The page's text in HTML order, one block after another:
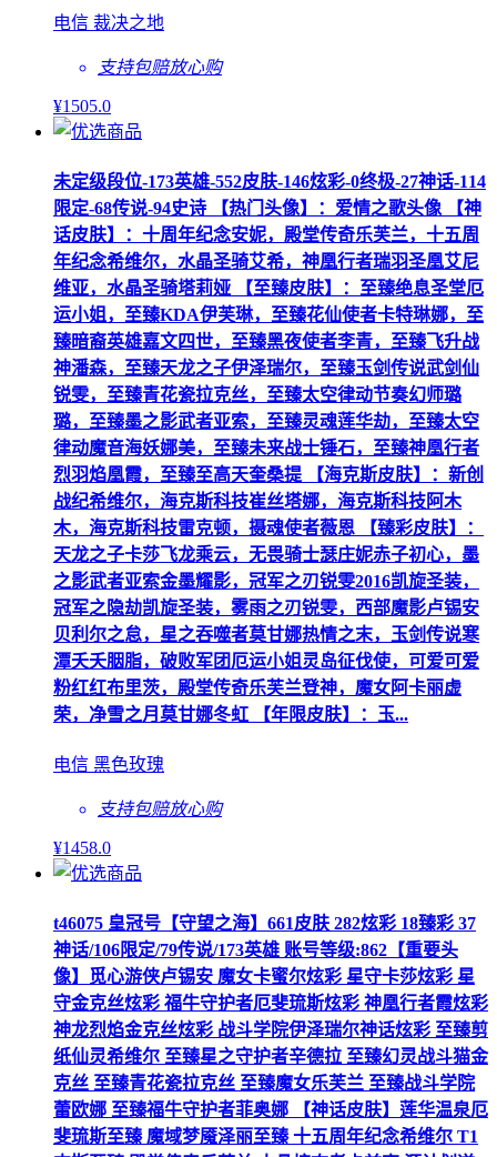
电信 裁决之地
支持包赔放心购
¥1505.0
未定级段位-173英雄-552皮肤-146炫彩-0终极-27神话-114
限定-68传说-94史诗 【热门头像】：爱情之歌头像 【神
话皮肤】：十周年纪念安妮，殿堂传奇乐芙兰，十五周
年纪念希维尔，水晶圣骑艾希，神凰行者瑞羽圣凰艾尼
维亚，水晶圣骑塔莉娅 【至臻皮肤】：至臻绝息圣堂厄
运小姐，至臻KDA伊芙琳，至臻花仙使者卡特琳娜，至
臻暗裔英雄嘉文四世，至臻黑夜使者李青，至臻飞升战
神潘森，至臻天龙之子伊泽瑞尔，至臻玉剑传说武剑仙
锐雯，至臻青花瓷拉克丝，至臻太空律动节奏幻师璐
璐，至臻墨之影武者亚索，至臻灵魂莲华劫，至臻太空
律动魔音海妖娜美，至臻未来战士锤石，至臻神凰行者
烈羽焰凰霞，至臻至高天奎桑提 【海克斯皮肤】：新创
战纪希维尔，海克斯科技崔丝塔娜，海克斯科技阿木
木，海克斯科技雷克顿，摄魂使者薇恩 【臻彩皮肤】：
天龙之子卡莎飞龙乘云，无畏骑士瑟庄妮赤子初心，墨
之影武者亚索金墨耀影，冠军之刃锐雯2016凯旋圣装，
冠军之隐劫凯旋圣装，雾雨之刃锐雯，西部魔影卢锡安
贝利尔之怠，星之吞噬者莫甘娜热情之末，玉剑传说寒
潭夭夭胭脂，破败军团厄运小姐灵岛征伐使，可爱可爱
粉红红布里茨，殿堂传奇乐芙兰登神，魔女阿卡丽虚
荣，净雪之月莫甘娜冬虹 【年限皮肤】：玉...
电信 黑色玫瑰
支持包赔放心购
¥1458.0
t46075 皇冠号【守望之海】661皮肤 282炫彩 18臻彩 37
神话/106限定/79传说/173英雄 账号等级:862【重要头
像】觅心游侠卢锡安 魔女卡蜜尔炫彩 星守卡莎炫彩 星
守金克丝炫彩 福牛守护者厄斐琉斯炫彩 神凰行者霞炫彩
神龙烈焰金克丝炫彩 战斗学院伊泽瑞尔神话炫彩 至臻剪
纸仙灵希维尔 至臻星之守护者辛德拉 至臻幻灵战斗猫金
克丝 至臻青花瓷拉克丝 至臻魔女乐芙兰 至臻战斗学院
蕾欧娜 至臻福牛守护者菲奥娜 【神话皮肤】莲华温泉厄
斐琉斯至臻 魔域梦魇泽丽至臻 十五周年纪念希维尔 T1